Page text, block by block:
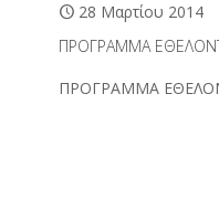
28 Μαρτίου 2014
ΠΡΟΓΡΑΜΜΑ
ΠΡΟΓΡΑΜΜΑ